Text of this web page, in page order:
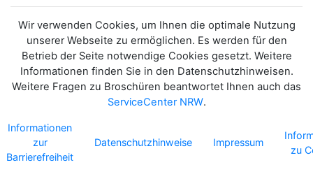
Wir verwenden Cookies, um Ihnen die optimale Nutzung
unserer Webseite zu ermöglichen. Es werden für den
Betrieb der Seite notwendige Cookies gesetzt. Weitere
Informationen finden Sie in den Datenschutzhinweisen.
Weitere Fragen zu Broschüren beantwortet Ihnen auch das
ServiceCenter NRW.
Informationen
zur
Barrierefreiheit
Datenschutzhinweise Impressum
zu